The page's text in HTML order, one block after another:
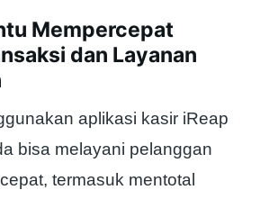
Mempercepat
dan Layanan
aplikasi kasir iReap
bisa melayani pelanggan
termasuk mentotal